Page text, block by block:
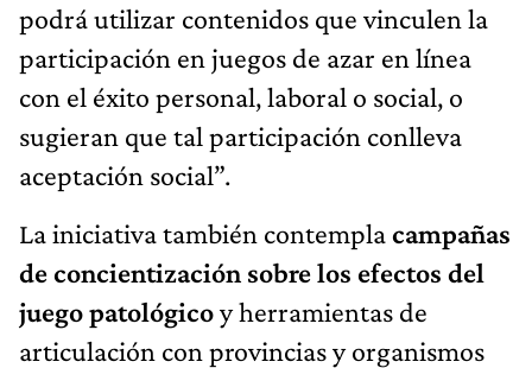
podrá utilizar contenidos que vinculen la
participación en juegos de azar en línea
con el éxito personal, laboral o social, o
sugieran que tal participación conlleva
aceptación social”.
La iniciativa también contemplacampañas
de concientización sobre los efectos del
juego patológicoy herramientas de
articulación con provincias y organismos